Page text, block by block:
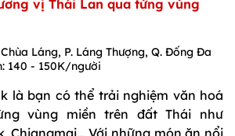
vị Thái Lan qua từng vùng
Láng, P. Láng Thượng, Q. Đống Đa
140 - 150K/người
là bạn có thể trải nghiệm văn hoá
vùng miền trên đất Thái như
Chiangmai… Với những món ăn nổi